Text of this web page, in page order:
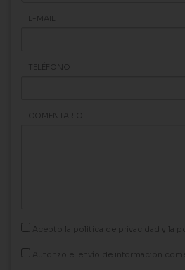
E-MAIL
TELÉFONO
COMENTARIO
Acepto la política de privacidad y la
Autorizo el envío de información